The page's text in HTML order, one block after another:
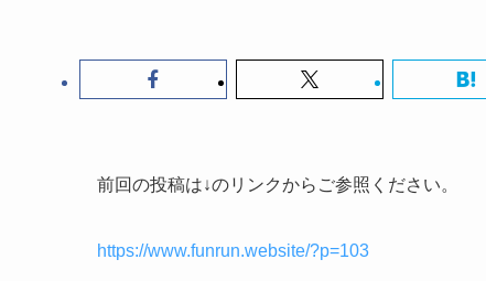
前回の投稿は↓のリンクからご参照ください。
https://www.funrun.website/?p=103